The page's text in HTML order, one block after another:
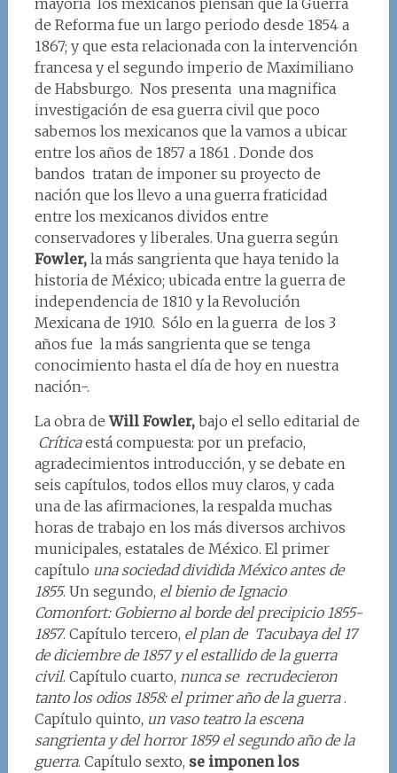
mayoría los mexicanos piensan que la Guerra
de Reforma fue un largo periodo desde 1854 a
1867; y que esta relacionada con la intervención
francesa y el segundo imperio de Maximiliano
de Habsburgo. Nos presenta una magnifica
investigación de esa guerra civil que poco
sabemos los mexicanos que la vamos a ubicar
entre los años de 1857 a 1861 . Donde dos
bandos tratan de imponer su proyecto de
nación que los llevo a una guerra fraticidad
entre los mexicanos dividos entre
conservadores y liberales. Una guerra según
Fowler,la más sangrienta que haya tenido la
historia de México; ubicada entre la guerra de
independencia de 1810 y la Revolución
Mexicana de 1910. Sólo en la guerra de los 3
años fue la más sangrienta que se tenga
conocimiento hasta el día de hoy en nuestra
nación-.
La obra deWill Fowler, bajo el sello editarial de
Críticaestá compuesta: por un prefacio,
agradecimientos introducción, y se debate en
seis capítulos, todos ellos muy claros, y cada
una de las afirmaciones, la respalda muchas
horas de trabajo en los más diversos archivos
municipales, estatales de México. El primer
capítulo una sociedad dividida México antes de
1855. Un segundo, el bienio de Ignacio
Comonfort: Gobierno al borde del precipicio 1855-
1857. Capítulo tercero, el plan de Tacubaya del 17
de diciembre de 1857 y el estallido de la guerra
civil. Capítulo cuarto, nunca se recrudecieron
tanto los odios 1858: el primer año de la guerra.
Capítulo quinto, un vaso teatro la escena
sangrienta y del horror 1859 el segundo año de la
guerra. Capítulo sexto, se imponen los